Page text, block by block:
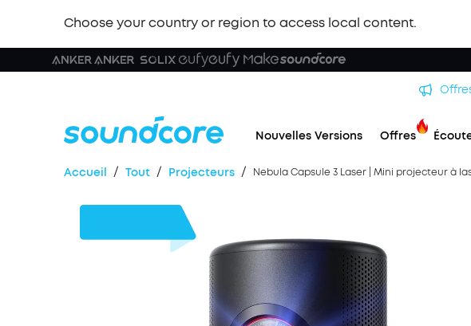
Choose your country or region to access local content.
Nouvelles Versions Offres
Accueil / Tout / Projecteurs / Nebula Capsule 3 Laser | Mini projecteur à